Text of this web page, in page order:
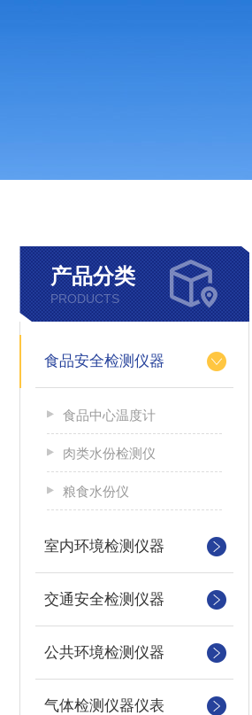
产品分类
PRODUCTS
食品安全检测仪器
食品中心温度计
肉类水份检测仪
粮食水份仪
室内环境检测仪器
交通安全检测仪器
公共环境检测仪器
气体检测仪器仪表